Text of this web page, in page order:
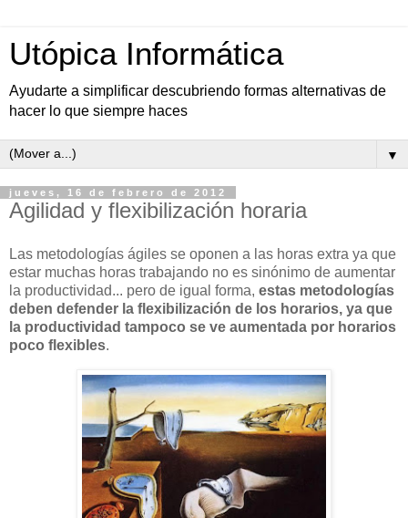
Utópica Informática
Ayudarte a simplificar descubriendo formas alternativas de
hacer lo que siempre haces
▼
jueves, 16 de febrero de 2012
Agilidad y flexibilización horaria
Las metodologías ágiles se oponen a las horas extra ya que
estar muchas horas trabajando no es sinónimo de aumentar
la productividad... pero de igual forma, estas metodologías
deben defender la flexibilización de los horarios, ya que
la productividad tampoco se ve aumentada por horarios
poco flexibles.